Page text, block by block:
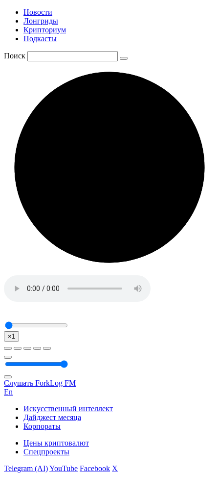
Новости
Лонгриды
Крипториум
Подкасты
Поиск
×1
Слушать ForkLog FM
En
Искусственный интеллект
Дайджест месяца
Корпораты
Цены криптовалют
Спецпроекты
Telegram (AI)YouTube Facebook X